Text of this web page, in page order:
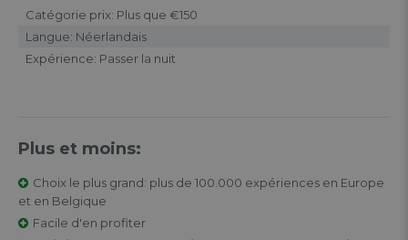
Catégorie prix: Plus que €150
Langue: Néerlandais
Expérience: Passer la nuit
Plus et moins:
Choix le plus grand: plus de 100.000 expériences en Europe
et en Belgique
Facile d'en profiter